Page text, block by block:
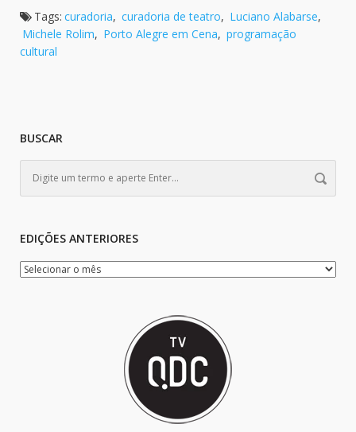
Tags: curadoria, curadoria de teatro, Luciano Alabarse,
Michele Rolim, Porto Alegre em Cena, programação
cultural
BUSCAR
EDIÇÕES ANTERIORES